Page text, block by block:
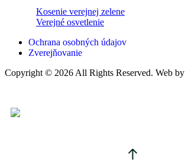
Kosenie verejnej zelene
Verejné osvetlenie
Ochrana osobných údajov
Zverejňovanie
Copyright © 2026 All Rights Reserved. Web by